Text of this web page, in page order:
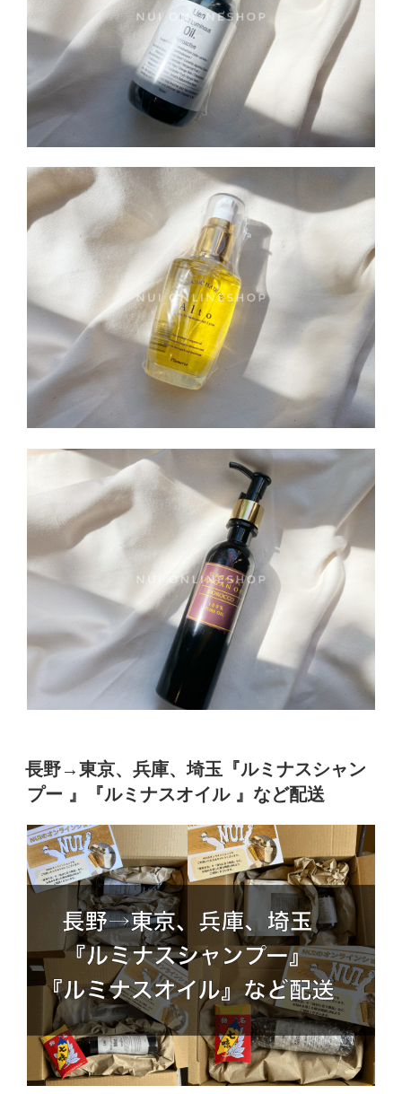
長野→東京、兵庫、埼玉『ルミナスシャン
プー 』『ルミナスオイル 』など配送